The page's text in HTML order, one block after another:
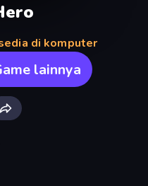
di komputer
lainnya